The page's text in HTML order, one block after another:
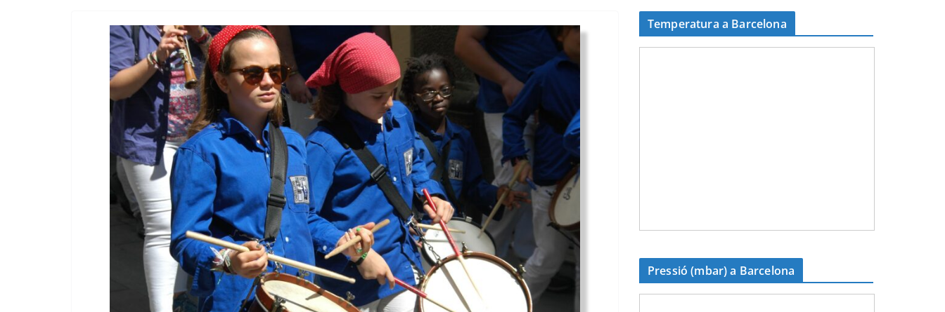
Temperatura a Barcelona
Pressió (mbar) a Barcelona